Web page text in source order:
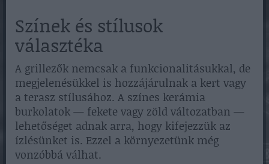
Színek és stílusok
választéka
A grillezők nemcsak a funkcionalitásukkal, de
megjelenésükkel is hozzájárulnak a kert vagy
a terasz stílusához. A színes kerámia
burkolatok — fekete vagy zöld változatban —
lehetőséget adnak arra, hogy kifejezzük az
ízlésünket is. Ezzel a környezetünk még
vonzóbbá válhat.